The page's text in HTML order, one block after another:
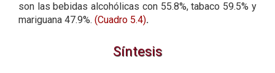
son las bebidas alcohólicas con 55.8%, tabaco 59.5% y
mariguana 47.9%. (Cuadro 5.4).
Síntesis